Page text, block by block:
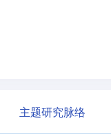
主题研究脉络